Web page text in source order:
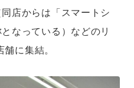
店からは「スマートシ
なっている）などのリ
に集結。